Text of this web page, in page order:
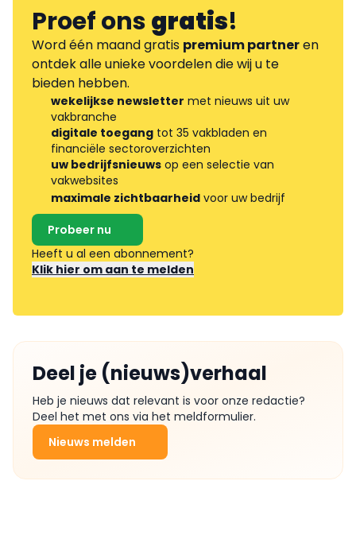
Proef onsgratis!
Word één maand gratis premium partneren
ontdek alle unieke voordelen die wij u te
bieden hebben.
wekelijkse newsletter met nieuws uit uw
vakbranche
digitale toegang tot 35 vakbladen en
financiële sectoroverzichten
uw bedrijfsnieuws op een selectie van
vakwebsites
maximale zichtbaarheid voor uw bedrijf
Probeer nu
Heeft u al een abonnement?
Klik hier om aan te melden
Deel je (nieuws)verhaal
Heb je nieuws dat relevant is voor onze redactie?
Deel het met ons via het meldformulier.
Nieuws melden